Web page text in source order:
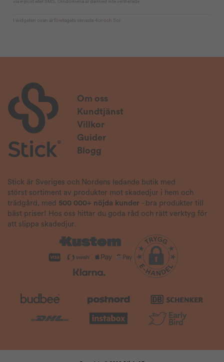
Om oss
Kundtjänst
Villkor
Guider
Blogg
Stick är Sveriges och Nordens ledande butik med
störst sortiment av produkter mot skadedjur i hem och
trädgård, med 500 000+ nöjda kunder - bra produkter till
bäst priser! Hos oss hittar du goda råd och rätt verktyg för
att slippa skadedjur.